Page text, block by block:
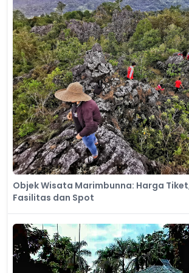
Objek Wisata Marimbunna: Harga
Fasilitas dan Spot